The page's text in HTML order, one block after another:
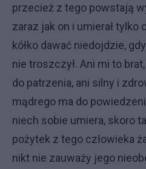
przecież z tego powstają
zaraz jak on i umierał tylko
kółko dawać niedojdzie,
nie troszczył. Ani mi to
do patrzenia, ani silny i
mądrego ma do
niech sobie umiera, skoro
pożytek z tego człowieka
nikt nie zauważy jego